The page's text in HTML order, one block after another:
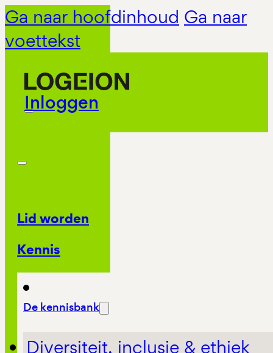
Ga naar hoofdinhoud Ga naar
voettekst
Inloggen
Lid worden
Kennis
De kennisbank
Diversiteit, inclusie & ethiek